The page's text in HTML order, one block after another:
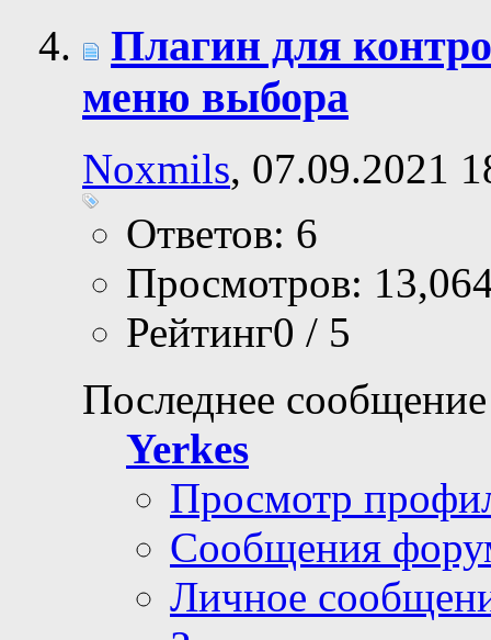
Плагин для
меню выбора
Noxmils, 07.09.2021
Ответов: 6
Просмотров:
Рейтинг0 / 5
Последнее
Yerkes
Просмотр
Сообщения
Личное